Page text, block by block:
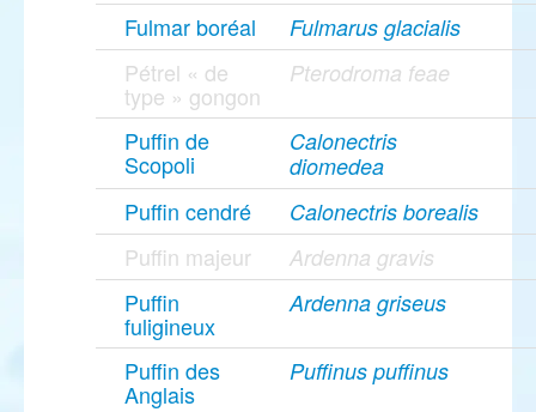
Fulmar boréal Fulmarus glacialis
Pétrel « de
type » gongon
Pterodroma feae
Puffin de
Scopoli
Calonectris
diomedea
Puffin cendré Calonectris borealis
Puffin majeur Ardenna gravis
Puffin
fuligineux
Ardenna griseus
Puffin des
Anglais
Puffinus puffinus